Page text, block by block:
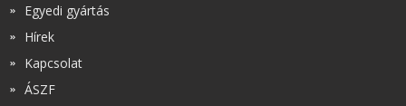
Egyedi gyártás
Hírek
Kapcsolat
ÁSZF